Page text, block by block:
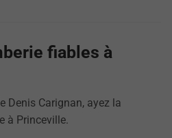
fiables à
Denis Carignan, ayez la
à Princeville.